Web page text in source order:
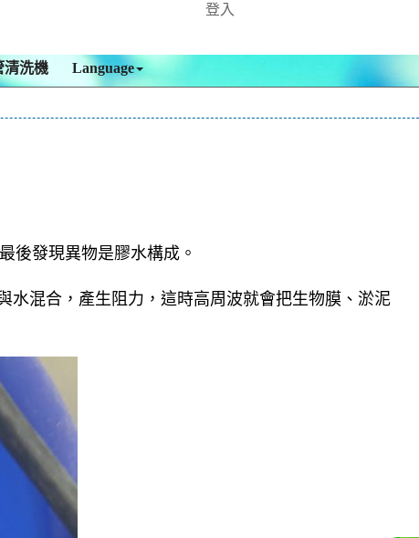
登入
清洗機 Language
後發現異物是膠水構成。
水混合，產生阻力，這時高周波就會把生物膜、淤泥